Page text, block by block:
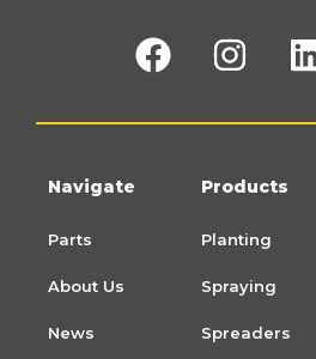
Navigate
Parts
About Us
News
Products
Planting
Spraying
Spreaders